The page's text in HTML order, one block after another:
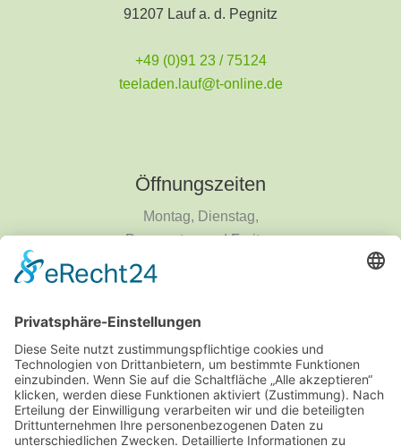
91207 Lauf a. d. Pegnitz
+49 (0)91 23 / 75124
teeladen.lauf@t-online.de
Öffnungszeiten
Montag, Dienstag,
Donnerstag und Freitag
9 - 14 Uhr
Informationen